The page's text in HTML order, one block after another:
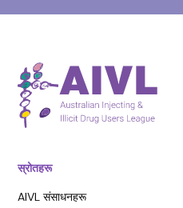
स्रोतहरू
AIVL संसाधनहरू